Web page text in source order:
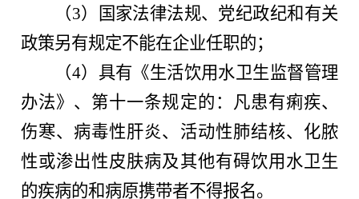
（3）国家法律法规、党纪政纪和有关
政策另有规定不能在企业任职的；
（4）具有《生活饮用水卫生监督管理
办法》、第十一条规定的：凡患有痢疾、
伤寒、病毒性肝炎、活动性肺结核、化脓
性或渗出性皮肤病及其他有碍饮用水卫生
的疾病的和病原携带者不得报名。